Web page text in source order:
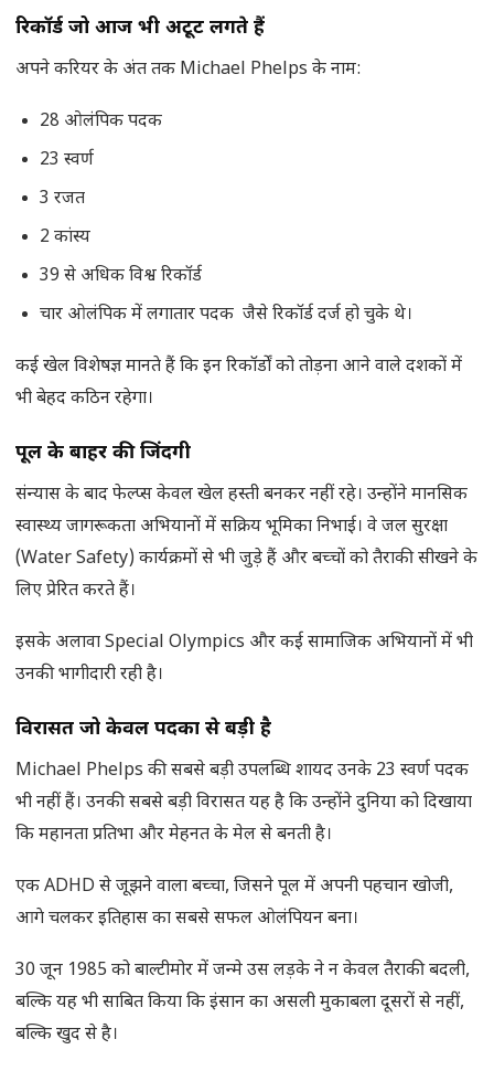
रिकॉर्ड जो आज भी अटूट लगते हैं
अपने करियर के अंत तक Michael Phelps के नाम:
28 ओलंपिक पदक
23 स्वर्ण
3 रजत
2 कांस्य
39 से अधिक विश्व रिकॉर्ड
चार ओलंपिक में लगातार पदक जैसे रिकॉर्ड दर्ज हो चुके थे।
कई खेल विशेषज्ञ मानते हैं कि इन रिकॉर्डों को तोड़ना आने वाले दशकों में
भी बेहद कठिन रहेगा।
पूल के बाहर की जिंदगी
संन्यास के बाद फेल्प्स केवल खेल हस्ती बनकर नहीं रहे। उन्होंने मानसिक
स्वास्थ्य जागरूकता अभियानों में सक्रिय भूमिका निभाई। वे जल सुरक्षा
(Water Safety) कार्यक्रमों से भी जुड़े हैं और बच्चों को तैराकी सीखने के
लिए प्रेरित करते हैं।
इसके अलावा Special Olympics और कई सामाजिक अभियानों में भी
उनकी भागीदारी रही है।
विरासत जो केवल पदकों से बड़ी है
Michael Phelps की सबसे बड़ी उपलब्धि शायद उनके 23 स्वर्ण पदक
भी नहीं हैं। उनकी सबसे बड़ी विरासत यह है कि उन्होंने दुनिया को दिखाया
कि महानता प्रतिभा और मेहनत के मेल से बनती है।
एक ADHD से जूझने वाला बच्चा, जिसने पूल में अपनी पहचान खोजी,
आगे चलकर इतिहास का सबसे सफल ओलंपियन बना।
30 जून 1985 को बाल्टीमोर में जन्मे उस लड़के ने न केवल तैराकी बदली,
बल्कि यह भी साबित किया कि इंसान का असली मुकाबला दूसरों से नहीं,
बल्कि खुद से है।